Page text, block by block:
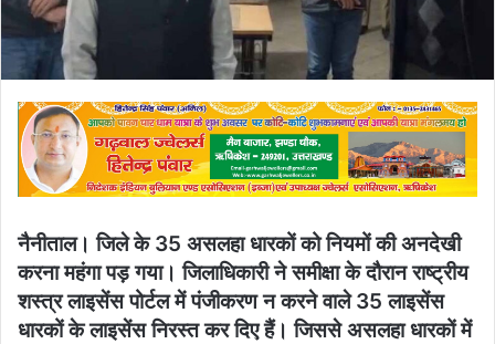
नैनीताल। जिले के 35 असलहा धारकों को नियमों की अनदेखी
करना महंगा पड़ गया। जिलाधिकारी ने समीक्षा के दौरान राष्ट्रीय
शस्त्र लाइसेंस पोर्टल में पंजीकरण न करने वाले 35 लाइसेंस
धारकों के लाइसेंस निरस्त कर दिए हैं। जिससे असलहा धारकों में